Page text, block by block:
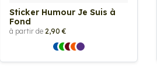
Sticker Humour Je Suis à
Fond
à partir de 2,90 €